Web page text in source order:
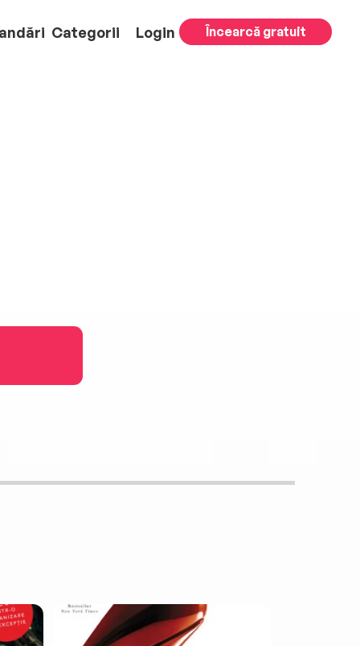
Categorii Login Încearcă gratuit